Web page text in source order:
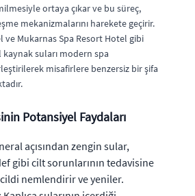
ortaya çıkar ve bu süreç,
mekanizmalarını harekete geçirir.
ve Mukarnas Spa Resort Hotel gibi
suları modern spa
misafirlere benzersiz bir şifa
Potansiyel Faydaları
açısından zengin sular,
gibi cilt sorunlarının tedavisine
cildi nemlendirir ve yeniler.